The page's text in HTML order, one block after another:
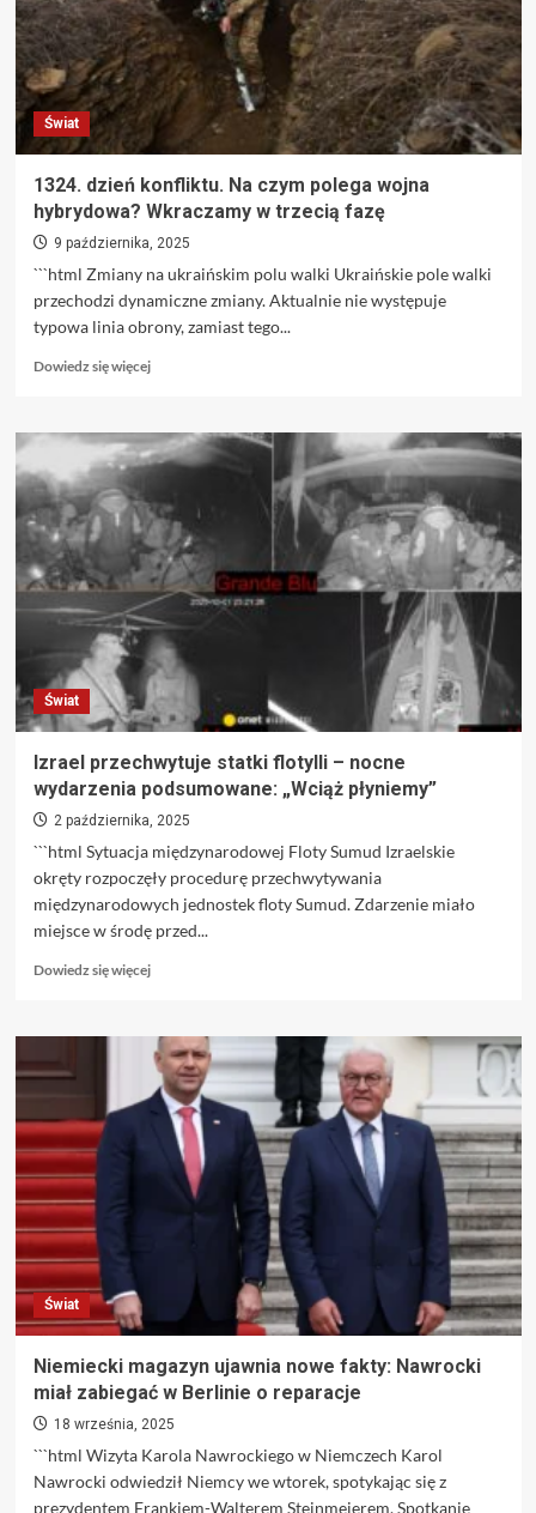
na
rosyjskim
terytorium
Świat
1324. dzień konfliktu. Na czym polega wojna
hybrydowa? Wkraczamy w trzecią fazę
9 października, 2025
```html Zmiany na ukraińskim polu walki Ukraińskie pole walki
przechodzi dynamiczne zmiany. Aktualnie nie występuje
typowa linia obrony, zamiast tego...
Dowiedz się więcejDowiedz
o
1324.
konfliktu.
Na
czym
polega
wojna
hybrydowa?
Wkraczamy
w
trzecią
fazę
Świat
Izrael przechwytuje statki flotylli – nocne
wydarzenia podsumowane: „Wciąż płyniemy”
2 października, 2025
```html Sytuacja międzynarodowej Floty Sumud Izraelskie
okręty rozpoczęły procedurę przechwytywania
międzynarodowych jednostek floty Sumud. Zdarzenie miało
miejsce w środę przed...
Dowiedz się więcejDowiedz
o
Izrael
przechwytuje
statki
flotylli
nocne
wydarzenia
podsumowane:
Świat
Niemiecki magazyn ujawnia nowe fakty: Nawrocki
miał zabiegać w Berlinie o reparacje
18 września, 2025
```html Wizyta Karola Nawrockiego w Niemczech Karol
Nawrocki odwiedził Niemcy we wtorek, spotykając się z
prezydentem Frankiem-Walterem Steinmeierem. Spotkanie